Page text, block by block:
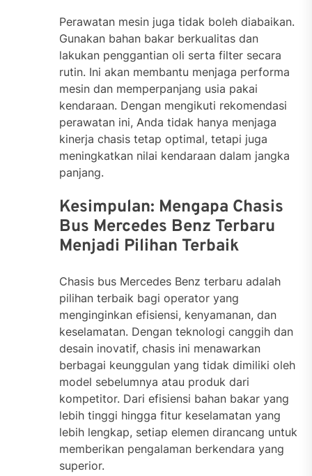
Perawatan mesin juga tidak boleh diabaikan.
Gunakan bahan bakar berkualitas dan
lakukan penggantian oli serta filter secara
rutin. Ini akan membantu menjaga performa
mesin dan memperpanjang usia pakai
kendaraan. Dengan mengikuti rekomendasi
perawatan ini, Anda tidak hanya menjaga
kinerja chasis tetap optimal, tetapi juga
meningkatkan nilai kendaraan dalam jangka
panjang.
Kesimpulan: Mengapa Chasis
Bus Mercedes Benz Terbaru
Menjadi Pilihan Terbaik
Chasis bus Mercedes Benz terbaru adalah
pilihan terbaik bagi operator yang
menginginkan efisiensi, kenyamanan, dan
keselamatan. Dengan teknologi canggih dan
desain inovatif, chasis ini menawarkan
berbagai keunggulan yang tidak dimiliki oleh
model sebelumnya atau produk dari
kompetitor. Dari efisiensi bahan bakar yang
lebih tinggi hingga fitur keselamatan yang
lebih lengkap, setiap elemen dirancang untuk
memberikan pengalaman berkendara yang
superior.